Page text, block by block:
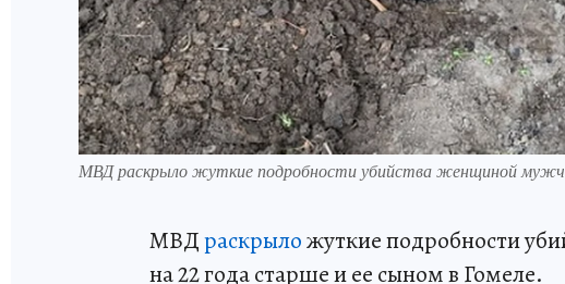
МВД раскрыло жуткие подробности убийства женщиной
МВДраскрыложуткие подробности
на 22 года старше и ее сыном в Гомеле.